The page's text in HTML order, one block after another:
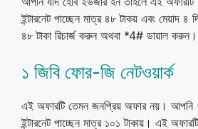
ইন্টারনেট পাচ্ছেন মাত্র ৪৮ টাকয় এবং মেয়াদ ৪
৪৮ টাকা রিচার্জ করুন অথবা *4# ডায়াল করুন।
১ জিবি ফোর-জি নেটওয়ার্ক
এই অফারটি তেমন জনপ্রিয় অফার নয়। আপনি
ইন্টারনেট পাচ্ছেন মাত্র ১০১ টাকায়। এই